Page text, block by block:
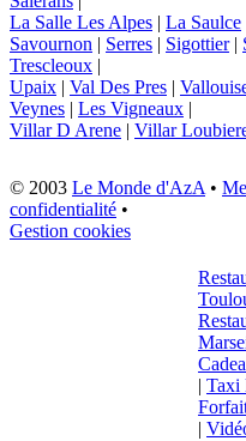
La Salle Les Alpes | La Saulce
Savournon | Serres | Sigottier |
Trescleoux |
Upaix | Val Des Pres |
Veynes | Les Vigneaux |
Villar D Arene | Villar
© 2003 Le Monde d'AzA •
confidentialité •
Gestion cookies
| Taxi
|